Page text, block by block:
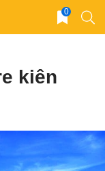
0
kiên